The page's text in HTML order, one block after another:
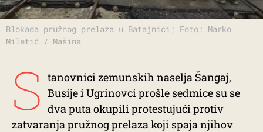
Blokada pružnog prelaza u Batajnici; Foto: Marko
Miletić / Mašina
S tanovnici zemunskih naselja Šangaj,
Busije i Ugrinovci prošle sedmice su se
dva puta okupili protestujući protiv
zatvaranja pružnog prelaza koji spaja njihov